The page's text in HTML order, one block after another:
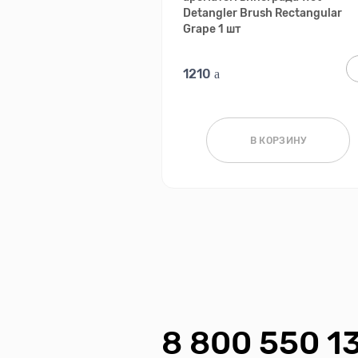
Detangler Brush Rectangular
Grape 1 шт
1210
В КОРЗИНУ
8 800 550